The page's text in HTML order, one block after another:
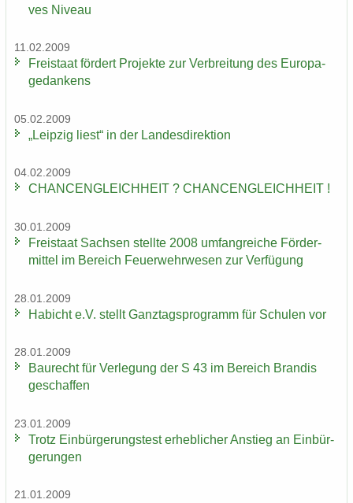
ves Ni­veau
11.02.2009
Frei­staat för­dert Pro­jek­te zur Ver­brei­tung des Eu­ro­pa­
ge­dan­kens
05.02.2009
„Leip­zig liest“ in der Lan­des­di­rek­ti­on
04.02.2009
CHAN­CEN­GLEICH­HEIT ? CHAN­CEN­GLEICH­HEIT !
30.01.2009
Frei­staat Sach­sen stell­te 2008 um­fang­rei­che För­der­
mit­tel im Be­reich Feu­er­wehr­we­sen zur Ver­fü­gung
28.01.2009
Ha­bicht e.V. stellt Ganz­tags­pro­gramm für Schu­len vor
28.01.2009
Bau­recht für Ver­le­gung der S 43 im Be­reich Bran­dis
ge­schaf­fen
23.01.2009
Trotz Ein­bür­ge­rungs­test er­heb­li­cher An­stieg an Ein­bür­
ge­run­gen
21.01.2009